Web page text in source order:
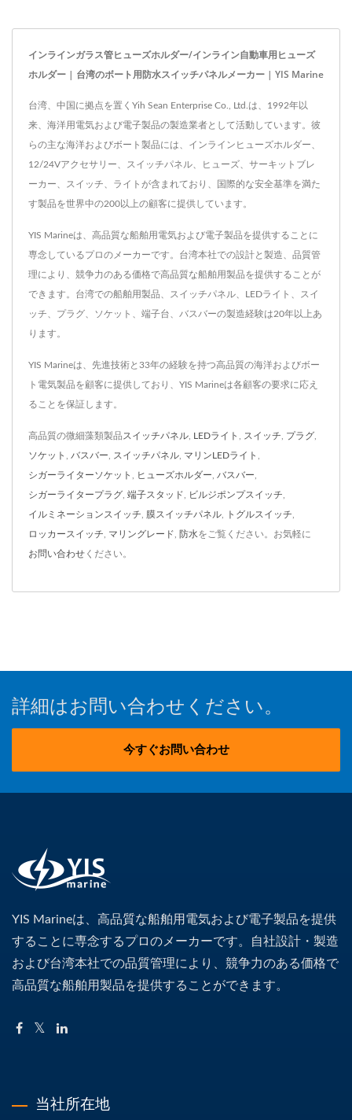
インラインガラス管ヒューズホルダー/インライン自動車用ヒューズ
ホルダー | 台湾のボート用防水スイッチパネルメーカー | YIS Marine
台湾、中国に拠点を置くYih Sean Enterprise Co., Ltd.は、1992年以
来、海洋用電気および電子製品の製造業者として活動しています。彼
らの主な海洋およびボート製品には、インラインヒューズホルダー、
12/24Vアクセサリー、スイッチパネル、ヒューズ、サーキットブレ
ーカー、スイッチ、ライトが含まれており、国際的な安全基準を満た
す製品を世界中の200以上の顧客に提供しています。
YIS Marineは、高品質な船舶用電気および電子製品を提供することに
専念しているプロのメーカーです。台湾本社での設計と製造、品質管
理により、競争力のある価格で高品質な船舶用製品を提供することが
できます。台湾での船舶用製品、スイッチパネル、LEDライト、スイ
ッチ、プラグ、ソケット、端子台、バスバーの製造経験は20年以上あ
ります。
YIS Marineは、先進技術と33年の経験を持つ高品質の海洋およびボー
ト電気製品を顧客に提供しており、YIS Marineは各顧客の要求に応え
ることを保証します。
高品質の微細藻類製品 スイッチパネル LEDライト スイッチ プラグ
ソケット バスバー スイッチパネル マリンLEDライト
シガーライターソケット ヒューズホルダー バスバー
シガーライタープラグ 端子スタッド ビルジポンプスイッチ
イルミネーションスイッチ 膜スイッチパネル トグルスイッチ
ロッカースイッチ マリングレード 防水をご覧ください。お気軽に
お問い合わせ ください。
詳細はお問い合わせください。
今すぐお問い合わせ
YIS Marineは、高品質な船舶用電気および電子製品を提供
することに専念するプロのメーカーです。自社設計・製造
および台湾本社での品質管理により、競争力のある価格で
高品質な船舶用製品を提供することができます。
当社所在地